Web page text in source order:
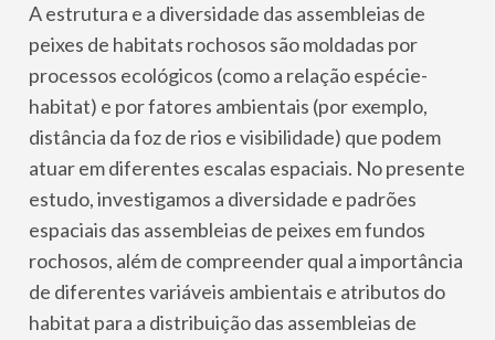
A estrutura e a diversidade das assembleias de
peixes de habitats rochosos são moldadas por
processos ecológicos (como a relação espécie-
habitat) e por fatores ambientais (por exemplo,
distância da foz de rios e visibilidade) que podem
atuar em diferentes escalas espaciais. No presente
estudo, investigamos a diversidade e padrões
espaciais das assembleias de peixes em fundos
rochosos, além de compreender qual a importância
de diferentes variáveis ambientais e atributos do
habitat para a distribuição das assembleias de